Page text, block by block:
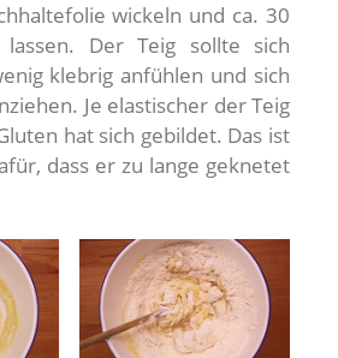
wickeln und ca. 30
Der Teig sollte sich
klebrig anfühlen und sich
Je elastischer der Teig
hat sich gebildet. Das ist
dass er zu lange geknetet